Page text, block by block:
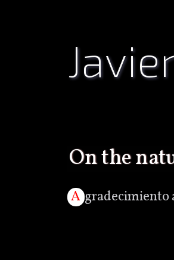
on the
Agradecimiento